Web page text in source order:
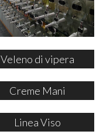
Veleno di vipera
Creme Mani
Linea Viso